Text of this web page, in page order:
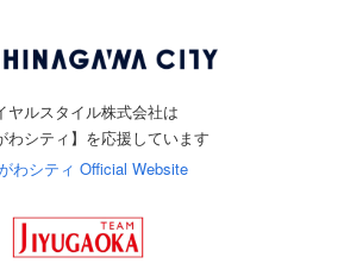
ヤルスタイル株式会社は
わシティ】を応援しています
わシティ Official Website